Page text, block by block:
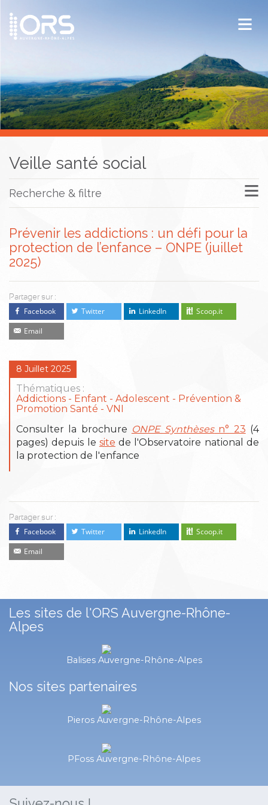
ORS Auvergne-Rhône-Alpes
Publications
Documentation / Veille
Veille santé social
Recherche & filtre
Prévenir les addictions : un défi pour la
protection de l’enfance – ONPE (juillet
2025)
Partager sur :
Facebook Twitter LinkedIn
Scoop.it
Email
8 Juillet 2025
Thématiques :
Addictions
Enfant - Adolescent
Prévention &
Promotion Santé
VNI
Consulter la brochure ONPE Synthèsesn° 23 (4
pages) depuis le site de l'Observatoire national de
la protection de l'enfance
Partager sur :
Facebook Twitter LinkedIn
Scoop.it
Email
Les sites de l'ORS Auvergne-Rhône-
Alpes
Balises Auvergne-Rhône-Alpes
Nos sites partenaires
Pieros Auvergne-Rhône-Alpes
PFoss Auvergne-Rhône-Alpes